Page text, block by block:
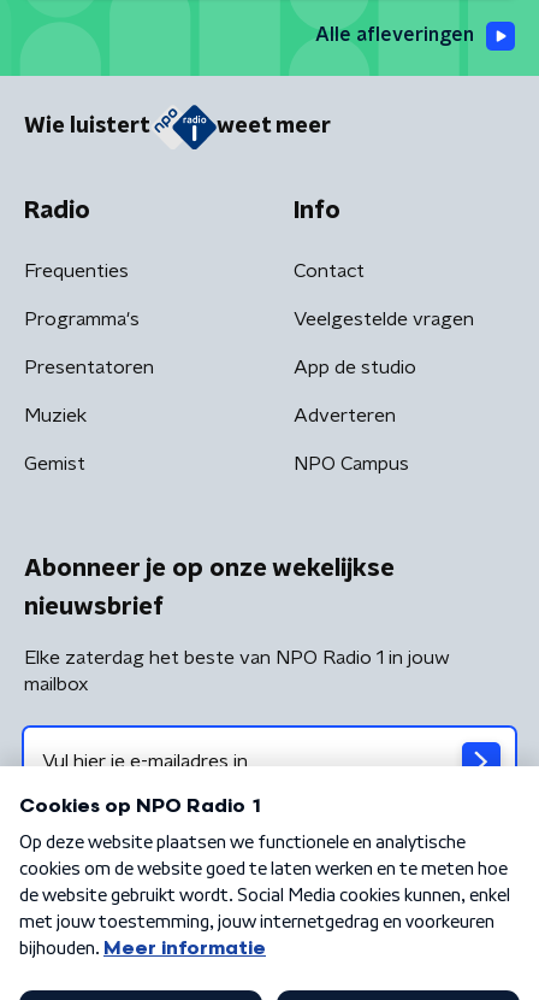
Alle afleveringen
Wie luistert weet meer
Radio
Frequenties
Programma's
Presentatoren
Muziek
Gemist
Info
Contact
Veelgestelde vragen
App de studio
Adverteren
NPO Campus
Abonneer je op onze wekelijkse
nieuwsbrief
Elke zaterdag het beste van NPO Radio 1 in jouw
mailbox
Algemene voorwaarden